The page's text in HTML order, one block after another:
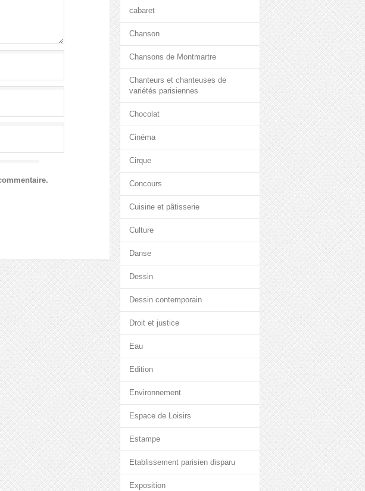
cabaret
Chanson
Chansons de Montmartre
Chanteurs et chanteuses de
variétés parisiennes
Chocolat
Cinéma
Cirque
Concours
Cuisine et pâtisserie
Culture
Danse
Dessin
Dessin contemporain
Droit et justice
Eau
Edition
Environnement
Espace de Loisirs
Estampe
Etablissement parisien disparu
Exposition